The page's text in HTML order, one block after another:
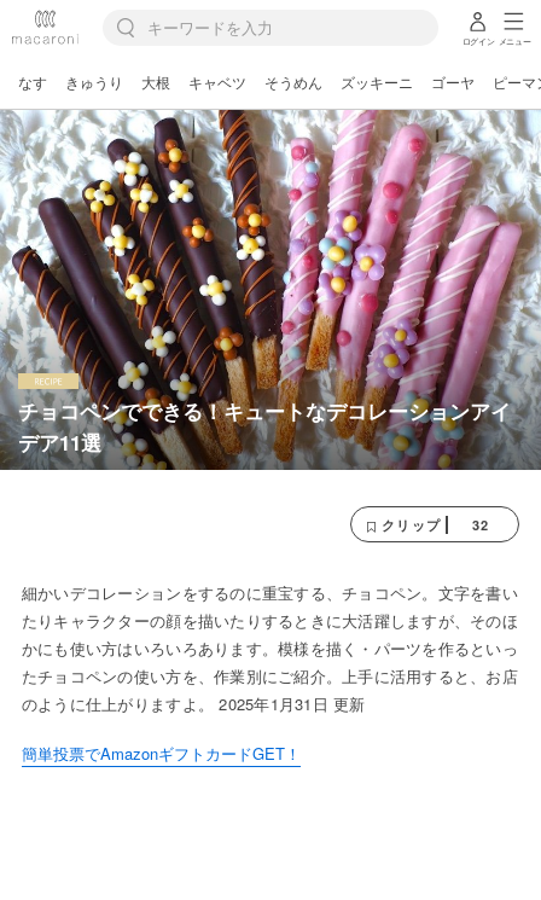
ログイン メニュー
なす きゅうり 大根 キャベツ そうめん ズッキーニ ゴーヤ ピーマ
チョコペンでできる！キュートなデコレーションアイ
デア11選
クリップ 32
細かいデコレーションをするのに重宝する、チョコペン。文字を書い
たりキャラクターの顔を描いたりするときに大活躍しますが、そのほ
かにも使い方はいろいろあります。模様を描く・パーツを作るといっ
たチョコペンの使い方を、作業別にご紹介。上手に活用すると、お店
のように仕上がりますよ。 2025年1月31日 更新
簡単投票でAmazonギフトカードGET！